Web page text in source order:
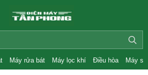
Máy rửa bát Máy lọc khí Điều hòa Máy